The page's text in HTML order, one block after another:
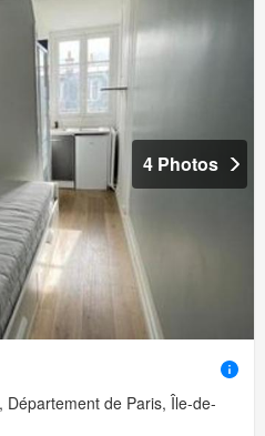
4 Photos
Département de Paris, Île-de-